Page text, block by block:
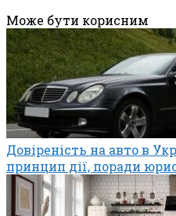
Може бути корисним
Довіреність на авто в
принцип дії, поради